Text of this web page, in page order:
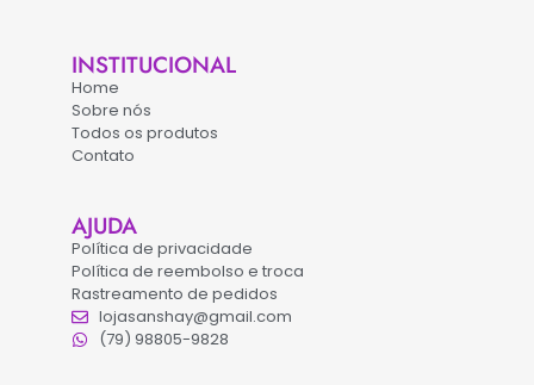
INSTITUCIONAL
Home
Sobre nós
Todos os produtos
Contato
AJUDA
Política de privacidade
Política de reembolso e troca
Rastreamento de pedidos
lojasanshay@gmail.com
(79) 98805-9828